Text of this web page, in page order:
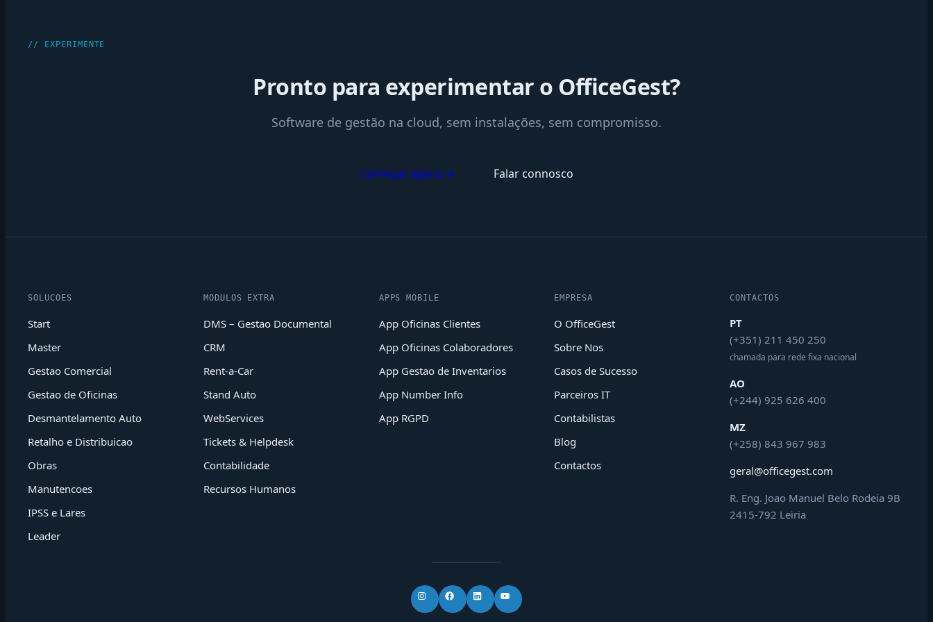
// EXPERIMENTE
Pronto para experimentar o OfficeGest?
Software de gestão na cloud, sem instalações, sem compromisso.
Começar agora → Falar connosco
SOLUCOES
Start
Master
Gestao Comercial
Gestao de Oficinas
Desmantelamento Auto
Retalho e Distribuicao
Obras
Manutencoes
IPSS e Lares
Leader
MODULOS EXTRA
DMS – Gestao Documental
CRM
Rent-a-Car
Stand Auto
WebServices
Tickets & Helpdesk
Contabilidade
Recursos Humanos
APPS MOBILE
App Oficinas Clientes
App Oficinas Colaboradores
App Gestao de Inventarios
App Number Info
App RGPD
EMPRESA
O OfficeGest
Sobre Nos
Casos de Sucesso
Parceiros IT
Contabilistas
Blog
Contactos
CONTACTOS
PT
(+351) 211 450 250
chamada para rede fixa nacional
AO
(+244) 925 626 400
MZ
(+258) 843 967 983
geral@officegest.com
R. Eng. Joao Manuel Belo Rodeia 9B
2415-792 Leiria
InstagramFacebookLinkedInYouTube